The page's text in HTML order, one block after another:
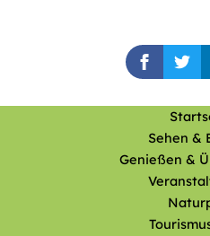
Sehen &
Genießen &